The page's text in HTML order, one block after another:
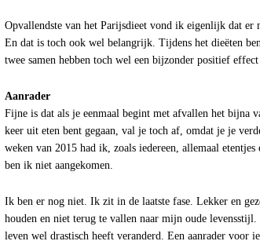
Opvallendste van het Parijsdieet vond ik eigenlijk dat er
En dat is toch ook wel belangrijk. Tijdens het dieëten
twee samen hebben toch wel een bijzonder positief
Aanrader
Fijne is dat als je eenmaal begint met afvallen het bijna
keer uit eten bent gegaan, val je toch af, omdat je je
weken van 2015 had ik, zoals iedereen, allemaal
ben ik niet aangekomen.
Ik ben er nog niet. Ik zit in de laatste fase. Lekker en
houden en niet terug te vallen naar mijn oude
leven wel drastisch heeft veranderd. Een aanrader voor